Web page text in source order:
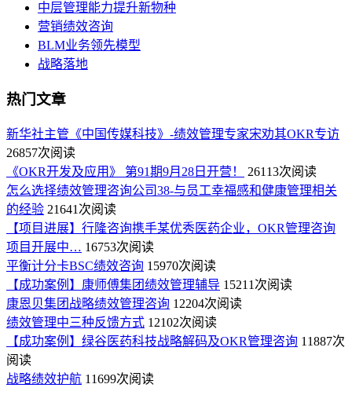
中层管理能力提升新物种
营销绩效咨询
BLM业务领先模型
战略落地
热门文章
新华社主管《中国传媒科技》-绩效管理专家宋劝其OKR专访
26857次阅读
《OKR开发及应用》 第91期9月28日开营！
26113次阅读
怎么选择绩效管理咨询公司38-与员工幸福感和健康管理相关
的经验 21641次阅读
【项目进展】行隆咨询携手某优秀医药企业，OKR管理咨询
项目开展中… 16753次阅读
平衡计分卡BSC绩效咨询 15970次阅读
【成功案例】康师傅集团绩效管理辅导 15211次阅读
康恩贝集团战略绩效管理咨询 12204次阅读
绩效管理中三种反馈方式 12102次阅读
【成功案例】绿谷医药科技战略解码及OKR管理咨询 11887次
阅读
战略绩效护航 11699次阅读